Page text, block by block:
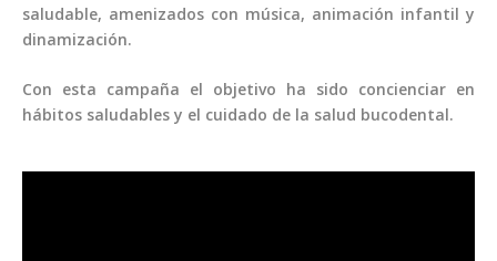
saludable, amenizados con música, animación infantil y
dinamización.
Con esta campaña el objetivo ha sido concienciar en
hábitos saludables y el cuidado de la salud bucodental.